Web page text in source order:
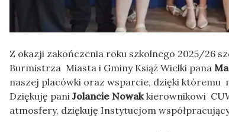
Z okazji zakończenia roku szkolnego 2025/26
Burmistrza Miasta i Gminy Książ Wielki pana
naszej placówki oraz wsparcie, dzięki
Dziękuję pani Jolancie Nowakkierownikowi
atmosfery, dziękuję Instytucjom